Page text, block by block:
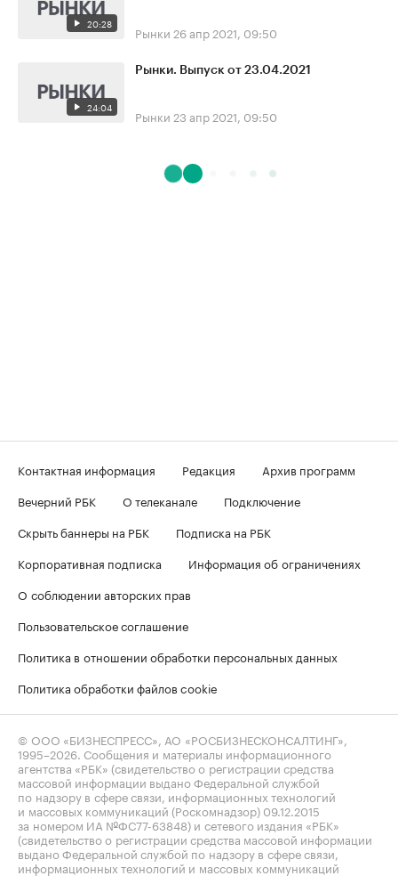
20:28 Рынки 26 апр 2021, 09:50
24:04
Рынки. Выпуск от 23.04.2021
Рынки 23 апр 2021, 09:50
Контактная информация Редакция
Архив программ
Вечерний РБК
О телеканале
Подключение
Скрыть баннеры на РБК
Подписка на РБК
Корпоративная подписка
Информация об ограничениях
О соблюдении авторских прав
Пользовательское соглашение
Политика в отношении обработки персональных данных
Политика обработки файлов cookie
© ООО «БИЗНЕСПРЕСС», АО «РОСБИЗНЕСКОНСАЛТИНГ»,
1995–2026 . Сообщения и материалы информационного
агентства «РБК» (свидетельство о регистрации средства
массовой информации выдано Федеральной службой
по надзору в сфере связи, информационных технологий
и массовых коммуникаций (Роскомнадзор) 09.12.2015
за номером ИА №ФС77-63848) и сетевого издания «РБК»
(свидетельство о регистрации средства массовой информации
выдано Федеральной службой по надзору в сфере связи,
информационных технологий и массовых коммуникаций